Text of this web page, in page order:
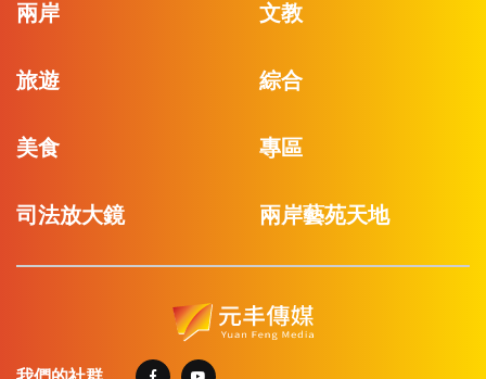
兩岸 文教
旅遊 綜合
美食 專區
司法放大鏡 兩岸藝苑天地